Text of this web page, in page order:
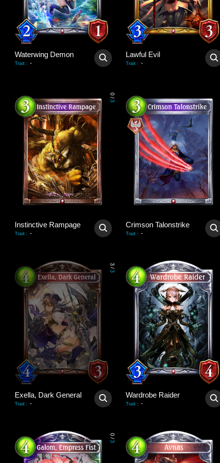
Waterwing Demon
Trait : -
Lawful Evil
Trait : -
0
/
3
Instinctive Rampage
Trait : -
Crimson Talonstrike
Trait : -
3
/
3
Exella, Dark General
Trait : -
Wardrobe Raider
Trait : -
0
/
3